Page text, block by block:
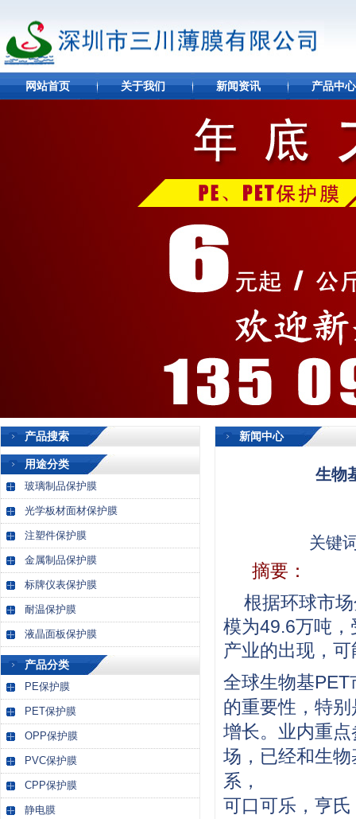
网站首页 关于我们 新闻资讯 产品中心
产品搜索
用途分类
玻璃制品保护膜
光学板材面材保护膜
注塑件保护膜
金属制品保护膜
标牌仪表保护膜
耐温保护膜
液晶面板保护膜
产品分类
PE保护膜
PET保护膜
OPP保护膜
PVC保护膜
CPP保护膜
静电膜
新闻中心
生物
关键
摘要：
根据环球市
模为49.6万吨
产业的出现，
全球生物基
的重要性，特
增长。业内重
场，已经和生
系，
可口可乐，亨